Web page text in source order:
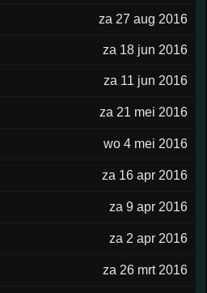
za 27 aug 2016
za 18 jun 2016
za 11 jun 2016
za 21 mei 2016
wo 4 mei 2016
za 16 apr 2016
za 9 apr 2016
za 2 apr 2016
za 26 mrt 2016